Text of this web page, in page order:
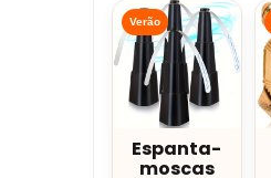
Verão
Espanta-
moscas